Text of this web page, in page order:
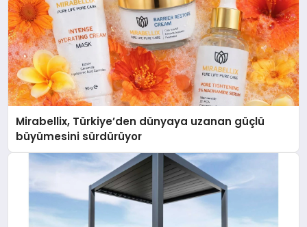
Mirabellix, Türkiye’den dünyaya uzanan güçlü
büyümesini sürdürüyor